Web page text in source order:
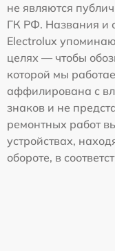
не являются
ГК РФ. Названия и
Electrolux
целях — чтобы
которой мы
аффилирована с
знаков и не
ремонтных работ
устройствах,
обороте, в